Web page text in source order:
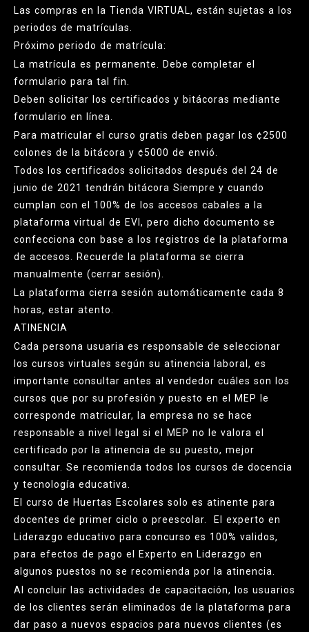
Las compras en la Tienda VIRTUAL, están sujetas a los
periodos de matrículas.
Próximo periodo de matrícula:
La matrícula es permanente. Debe completar el
formulario para tal fin.
Deben solicitar los certificados y bitácoras mediante
formulario en línea.
Para matricular el curso gratis deben pagar los ¢2500
colones de la bitácora y ¢5000 de envió.
Todos los certificados solicitados después del 24 de
junio de 2021 tendrán bitácora Siempre y cuando
cumplan con el 100% de los accesos cabales a la
plataforma virtual de EVI, pero dicho documento se
confecciona con base a los registros de la plataforma
de accesos. Recuerde la plataforma se cierra
manualmente (cerrar sesión).
La plataforma cierra sesión automáticamente cada 8
horas, estar atento.
ATINENCIA
Cada persona usuaria es responsable de seleccionar
los cursos virtuales según su atinencia laboral, es
importante consultar antes al vendedor cuáles son los
cursos que por su profesión y puesto en el MEP le
corresponde matricular, la empresa no se hace
responsable a nivel legal si el MEP no le valora el
certificado por la atinencia de su puesto, mejor
consultar. Se recomienda todos los cursos de docencia
y tecnología educativa.
El curso de Huertas Escolares solo es atinente para
docentes de primer ciclo o preescolar. El experto en
Liderazgo educativo para concurso es 100% validos,
para efectos de pago el Experto en Liderazgo en
algunos puestos no se recomienda por la atinencia.
Al concluir las actividades de capacitación, los usuarios
de los clientes serán eliminados de la plataforma para
dar paso a nuevos espacios para nuevos clientes (es